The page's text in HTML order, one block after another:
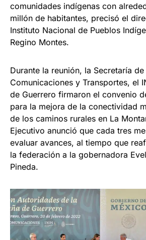
comunidades indígenas con
millón de habitantes, precisó el
Instituto Nacional de Pueblos
Regino Montes.
Durante la reunión, la Secretaría
Comunicaciones y Transportes, el
de Guerrero firmaron el convenio
para la mejora de la conectividad
de los caminos rurales en La
Ejecutivo anunció que cada tres
evaluar avances, al tiempo que
la federación a la gobernadora
Pineda.